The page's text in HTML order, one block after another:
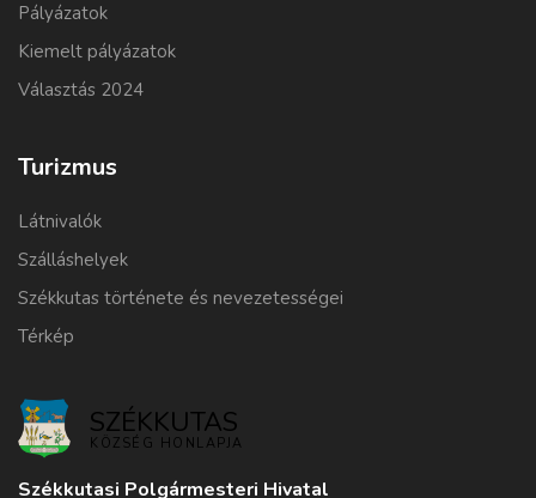
Pályázatok
Kiemelt pályázatok
Választás 2024
Turizmus
Látnivalók
Szálláshelyek
Székkutas története és nevezetességei
Térkép
SZÉKKUTAS
KÖZSÉG HONLAPJA
Székkutasi Polgármesteri Hivatal